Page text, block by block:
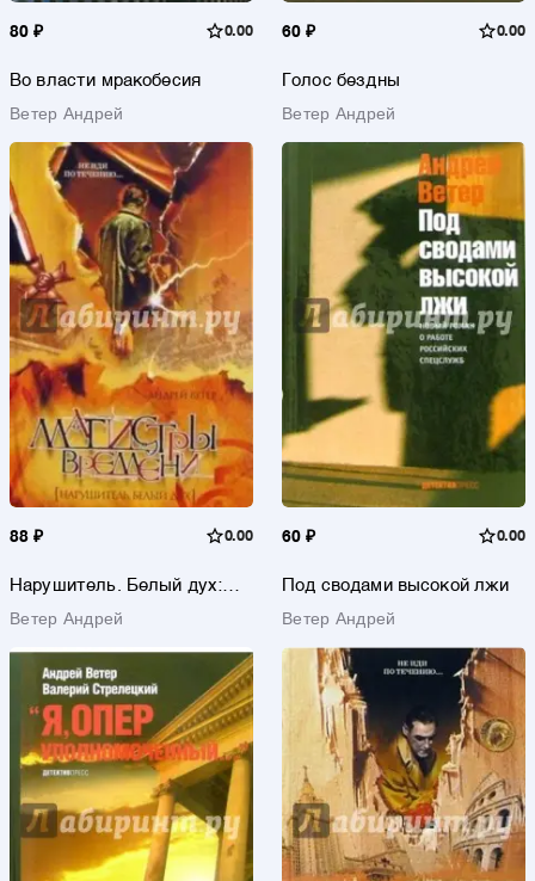
80 ₽ 0.00
Во власти мракобесия
Ветер Андрей
60 ₽ 0.00
Голос бездны
Ветер Андрей
88 ₽ 0.00
Нарушитель. Белый дух:
Ветер Андрей
60 ₽ 0.00
Под сводами высокой лжи
Ветер Андрей